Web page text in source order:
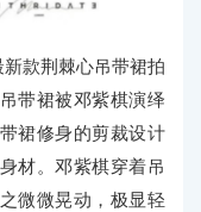
款荆棘心吊带裙拍
带裙被邓紫棋演绎
裙修身的剪裁设计
材。邓紫棋穿着吊
微微晃动，极显轻